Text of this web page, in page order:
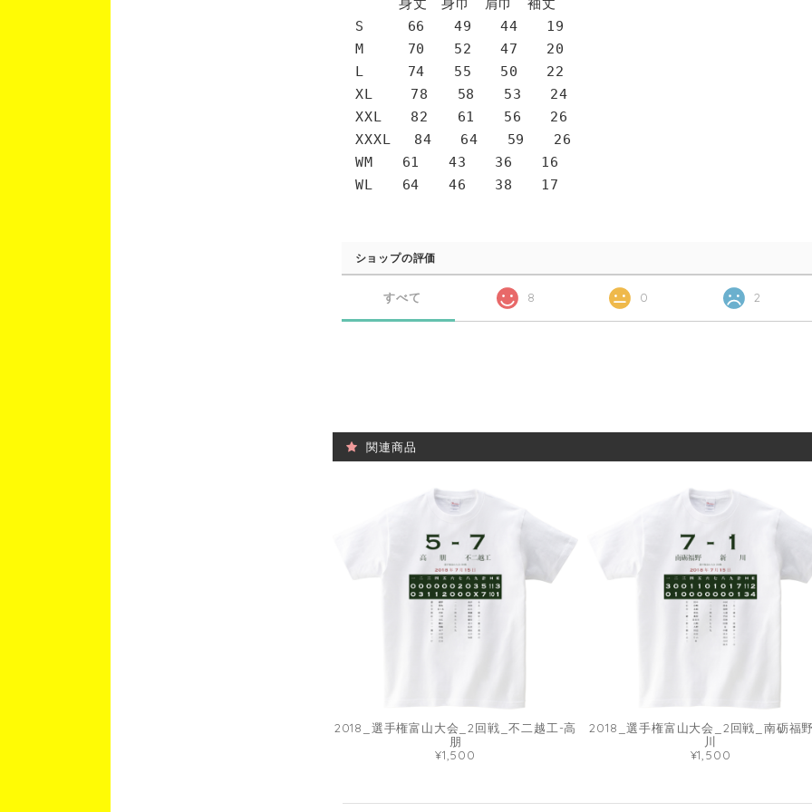
S 66 49 44 19
M 70 52 47 20
L 74 55 50 22
XL 78 58 53 24
XXL 82 61 56 26
XXXL 84 64 59 26
WM 61 43 36 16
WL 64 46 38 17
ショップの評価
すべて 8 0 2
関連商品
2018_選手権富山大会_2回戦_不二越工-高
朋
¥1,500
2018_選手権富山大会_2回戦_南砺福
川
¥1,500